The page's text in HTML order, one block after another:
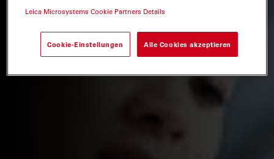
Leica Microsystems Cookie Partners Details
Cookie-Einstellungen Alle Cookies akzeptieren